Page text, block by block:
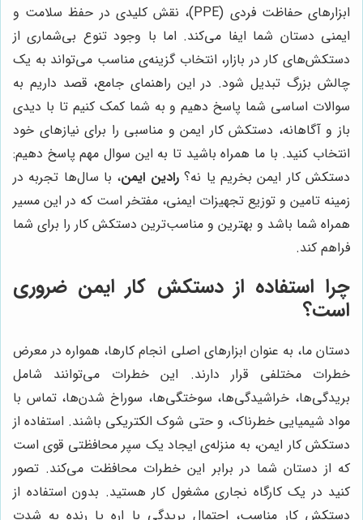
ابزارهای حفاظت فردی (PPE)، نقش کلیدی در حفظ سلامت و
ایمنی دستان شما ایفا می‌کند. اما با وجود تنوع بی‌شماری از
دستکش‌های کار در بازار، انتخاب گزینه‌ی مناسب می‌تواند به یک
چالش بزرگ تبدیل شود. در این راهنمای جامع، قصد داریم به
سوالات اساسی شما پاسخ دهیم و به شما کمک کنیم تا با دیدی
باز و آگاهانه، دستکش کار ایمن و مناسبی را برای نیازهای خود
انتخاب کنید. با ما همراه باشید تا به این سوال مهم پاسخ دهیم:
دستکش کار ایمن بخریم یا نه؟رادین ایمن، با سال‌ها تجربه در
زمینه تامین و توزیع تجهیزات ایمنی، مفتخر است که در این مسیر
همراه شما باشد و بهترین و مناسب‌ترین دستکش کار را برای شما
فراهم کند.
چرا استفاده از دستکش کار ایمن ضروری
است؟
دستان ما، به عنوان ابزارهای اصلی انجام کارها، همواره در معرض
خطرات مختلفی قرار دارند. این خطرات می‌توانند شامل
بریدگی‌ها، خراشیدگی‌ها، سوختگی‌ها، سوراخ شدن‌ها، تماس با
مواد شیمیایی خطرناک، و حتی شوک الکتریکی باشند. استفاده از
دستکش کار ایمن، به منزله‌ی ایجاد یک سپر محافظتی قوی است
که از دستان شما در برابر این خطرات محافظت می‌کند. تصور
کنید در یک کارگاه نجاری مشغول کار هستید. بدون استفاده از
دستکش کار مناسب، احتمال بریدگی با اره یا رنده به شدت